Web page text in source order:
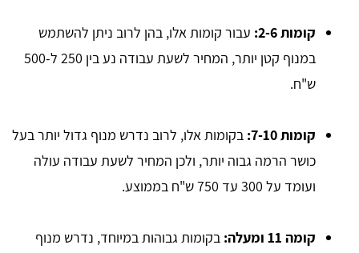
קומות 2-6:
עבור קומות אלו, בהן לרוב ניתן להשתמש
במנוף קטן יותר, המחיר לשעת עבודה נע בין 250 ל-500
ש"ח.
קומות 7-10:
בקומות אלו, לרוב נדרש מנוף גדול יותר בעל
כושר הרמה גבוה יותר, ולכן המחיר לשעת עבודה עולה
ועומד על 300 עד 750 ש"ח בממוצע.
קומה 11 ומעלה:
בקומות גבוהות במיוחד, נדרש מנוף